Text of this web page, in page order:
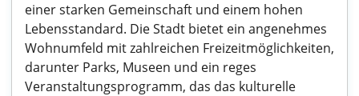
einer starken Gemeinschaft und einem hohen
Lebensstandard. Die Stadt bietet ein angenehmes
Wohnumfeld mit zahlreichen Freizeitmöglichkeiten,
darunter Parks, Museen und ein reges
Veranstaltungsprogramm, das das kulturelle